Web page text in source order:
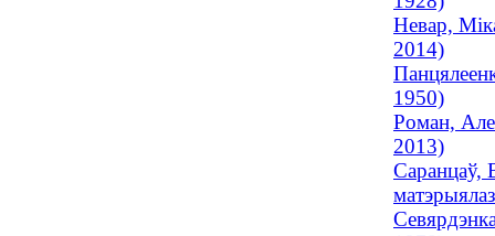
Невар,
2014)
1950)
Роман,
2013)
Саранцаў,